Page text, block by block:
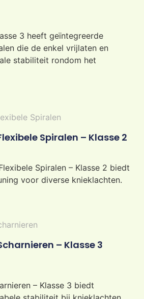
3 heeft geïntegreerde
die de enkel vrijlaten en
stabiliteit rondom het
Spiralen – Klasse 2
Spiralen – Klasse 2 biedt
voor diverse knieklachten.
– Klasse 3
– Klasse 3 biedt